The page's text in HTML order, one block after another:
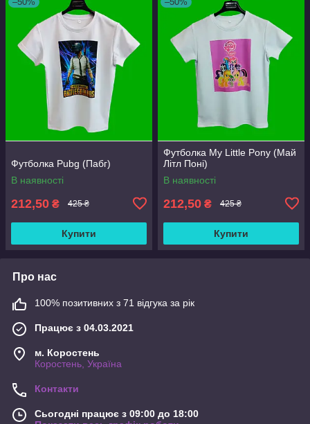
Футболка Pubg (Пабг)
В наявності
212,50 ₴ 425 ₴
Купити
Футболка My Little Pony (Май
Літл Поні)
В наявності
212,50 ₴ 425 ₴
Купити
Про нас
100% позитивних з 71 відгука за рік
Працює з 04.03.2021
м. Коростень
Коростень, Україна
Контакти
Сьогодні працює з 09:00 до 18:00